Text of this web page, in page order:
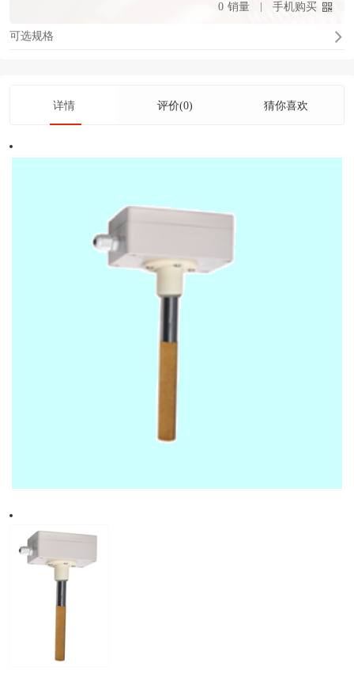
0 销量 手机购买
可选规格
详情 评价(0) 猜你喜欢